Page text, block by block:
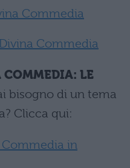
Commedia
Commedia
LE
bisogno di un tema
Clicca qui:
in